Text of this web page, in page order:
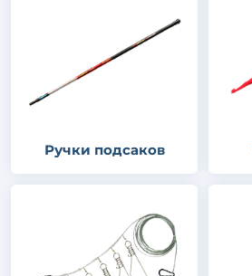
Ручки подсаков